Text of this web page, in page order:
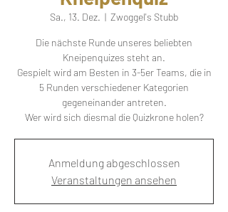
Sa., 13. Dez.
  |
Zwoggel's Stubb
Die nächste Runde unseres beliebten
Kneipenquizes steht an.
Gespielt wird am Besten in 3-5er Teams, die in
5 Runden verschiedener Kategorien
gegeneinander antreten.
Wer wird sich diesmal die Quizkrone holen?
Anmeldung abgeschlossen
Veranstaltungen ansehen